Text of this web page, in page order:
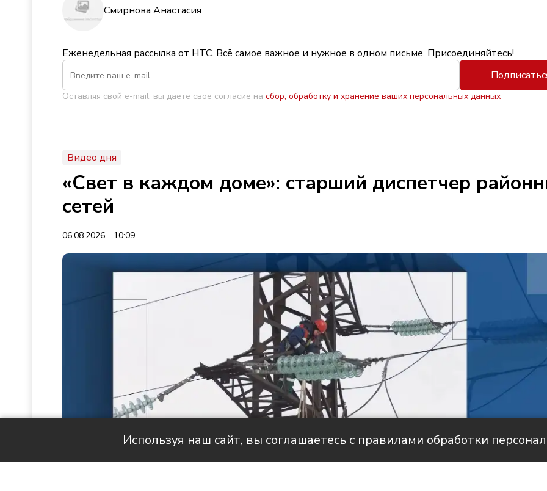
Смирнова Анастасия
Еженедельная рассылка от НТС. Всё самое важное и нужное в одном письме. Присоединяйтесь!
Оставляя свой e-mail, вы даете свое согласие на сбор, обработку и хранение ваших персональных данных
Видео дня
«Свет в каждом доме»: старший диспетчер
сетей
06.08.2026 - 10:09
Используя наш сайт, вы соглашаетесь с правилами обработки